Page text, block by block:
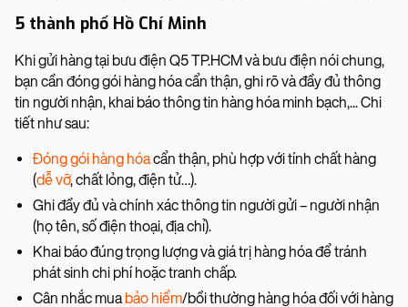
5 thành phố Hồ Chí Minh
Khi gửi hàng tại bưu điện Q5 TP.HCM và bưu điện nói chung,
bạn cần đóng gói hàng hóa cẩn thận, ghi rõ và đầy đủ thông
tin người nhận, khai báo thông tin hàng hóa minh bạch,... Chi
tiết như sau:
Đóng gói hàng hóacẩn thận, phù hợp với tính chất hàng
(dễ vỡ, chất lỏng, điện tử…).
Ghi đầy đủ và chính xác thông tin người gửi – người nhận
(họ tên, số điện thoại, địa chỉ).
Khai báo đúng trọng lượng và giá trị hàng hóa để tránh
phát sinh chi phí hoặc tranh chấp.
Cân nhắc muabảo hiểm/bồi thường hàng hóa đối với hàng